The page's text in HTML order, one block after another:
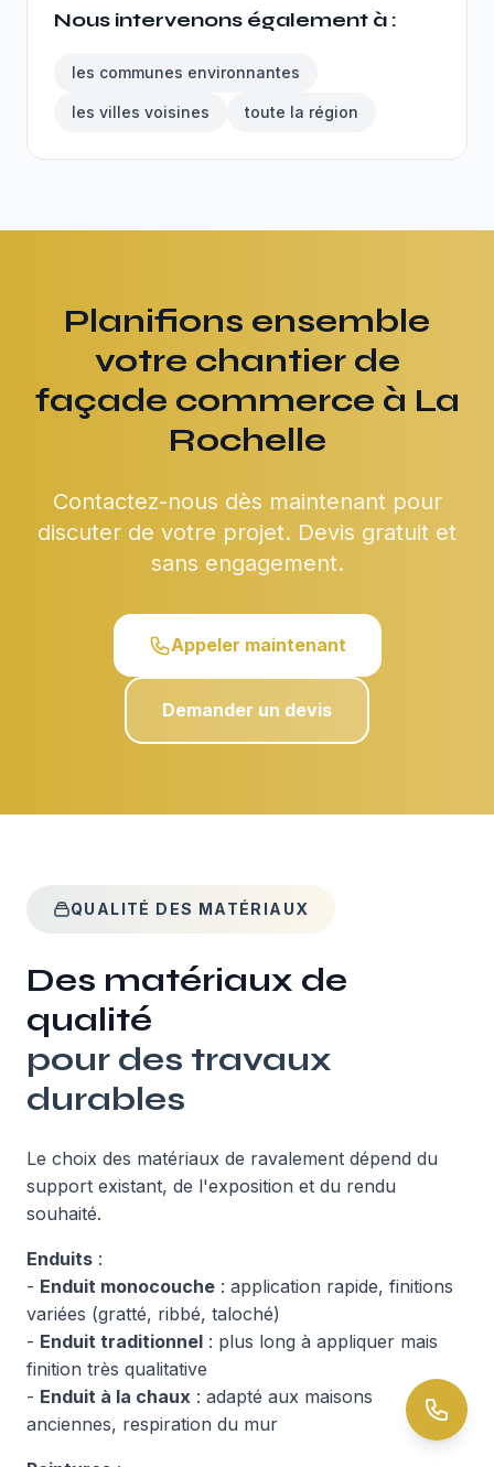
Nous intervenons également à :
les communes environnantes
les villes voisines toute la région
Planifions ensemble
votre chantier de
façade commerce à La
Rochelle
Contactez-nous dès maintenant pour
discuter de votre projet. Devis gratuit et
sans engagement.
Appeler maintenant
Demander un devis
QUALITÉ DES MATÉRIAUX
Des matériaux de
qualité
pour des travaux
durables
Le choix des matériaux de ravalement dépend du
support existant, de l'exposition et du rendu
souhaité.
Enduits :
- Enduit monocouche : application rapide, finitions
variées (gratté, ribbé, taloché)
- Enduit traditionnel : plus long à appliquer mais
finition très qualitative
- Enduit à la chaux : adapté aux maisons
anciennes, respiration du mur